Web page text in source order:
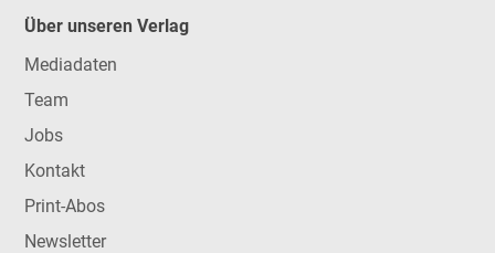
Über unseren Verlag
Mediadaten
Team
Jobs
Kontakt
Print-Abos
Newsletter